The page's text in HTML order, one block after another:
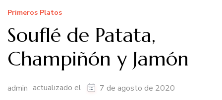
Primeros Platos
Souflé de Patata,
Champiñón y Jamón
admin actualizado el 7 de agosto de 2020